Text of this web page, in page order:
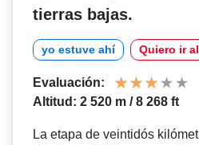
tierras bajas.
yo estuve ahí Quiero ir
Evaluación:
Altitud: 2 520 m / 8 268 ft
La etapa de veintidós